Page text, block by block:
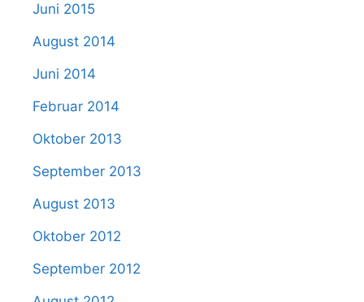
Juni 2015
August 2014
Juni 2014
Februar 2014
Oktober 2013
September 2013
August 2013
Oktober 2012
September 2012